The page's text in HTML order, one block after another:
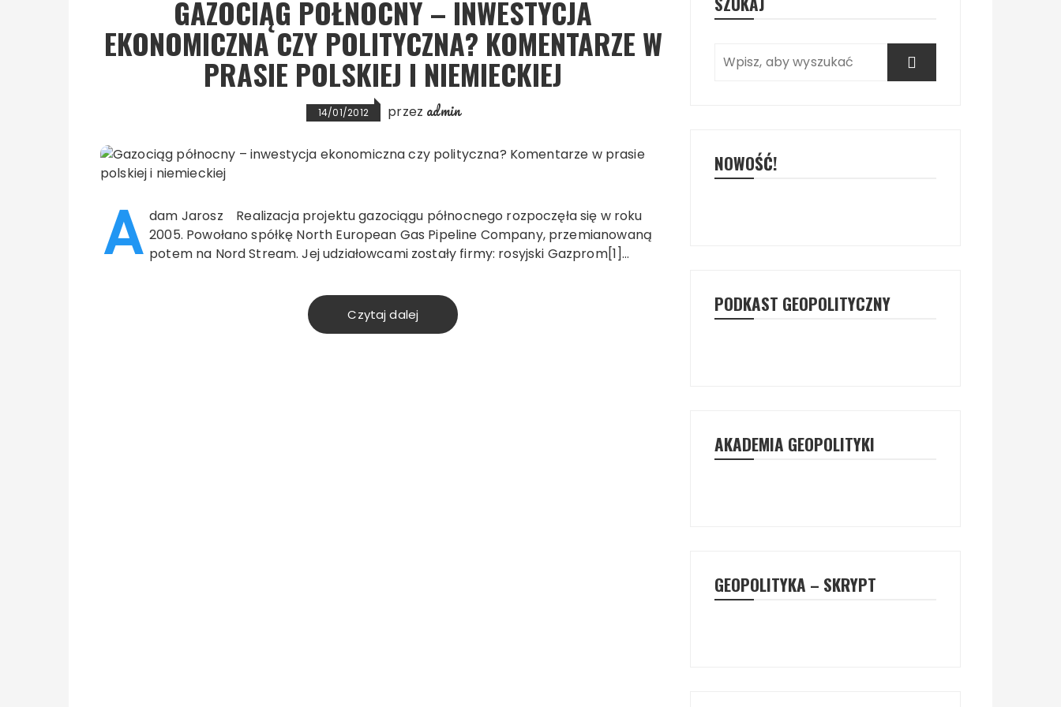
GAZOCIĄG PÓŁNOCNY – INWESTYCJA
EKONOMICZNA CZY POLITYCZNA? KOMENTARZE W
PRASIE POLSKIEJ I NIEMIECKIEJ
14/01/2012 przez admin
A dam Jarosz Realizacja projektu gazociągu północnego rozpoczęła się w roku
2005. Powołano spółkę North European Gas Pipeline Company, przemianowaną
potem na Nord Stream. Jej udziałowcami zostały firmy: rosyjski Gazprom[1]…
Czytaj dalej
NOWOŚĆ!
PODKAST GEOPOLITYCZNY
AKADEMIA GEOPOLITYKI
GEOPOLITYKA – SKRYPT